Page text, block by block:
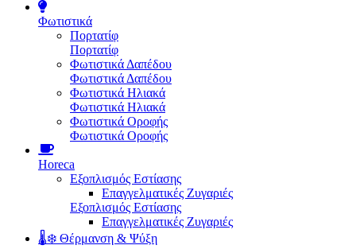
Φωτιστικά
Πορτατίφ
Πορτατίφ
Φωτιστικά Δαπέδου
Φωτιστικά Δαπέδου
Φωτιστικά Ηλιακά
Φωτιστικά Ηλιακά
Φωτιστικά Οροφής
Φωτιστικά Οροφής
Horeca
Εξοπλισμός Εστίασης
Επαγγελματικές Ζυγαριές
Εξοπλισμός Εστίασης
Επαγγελματικές Ζυγαριές
🌡️❄️ Θέρμανση & Ψύξη